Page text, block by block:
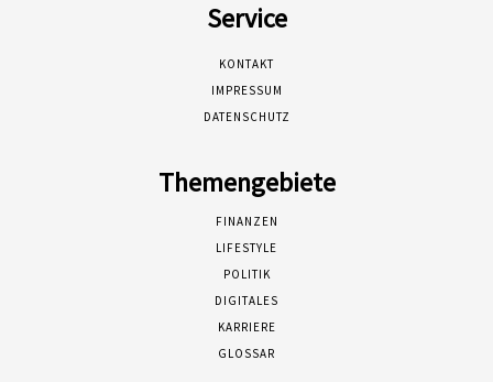
Service
KONTAKT
IMPRESSUM
DATENSCHUTZ
Themengebiete
FINANZEN
LIFESTYLE
POLITIK
DIGITALES
KARRIERE
GLOSSAR